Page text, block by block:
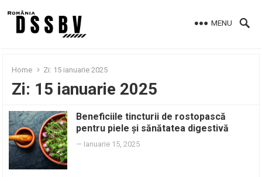
MENU
Home Zi: 15 ianuarie 2025
Zi: 15 ianuarie 2025
Beneficiile tincturii de rostopască
pentru piele și sănătatea digestivă
— Ianuarie 15, 2025